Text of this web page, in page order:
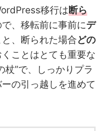
移行は断ら
、移転前に事前にデ
と、断られた場合どの
ことはとても重要な
杖”で、しっかりプラ
の引っ越しを進めて